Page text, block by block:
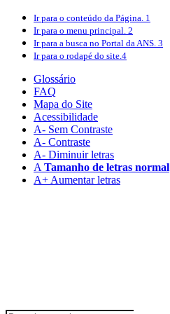
Ir para o conteúdo da Página. 1
Ir para o menu principal. 2
Ir para a busca no Portal da ANS. 3
Ir para o rodapé do site.4
Glossário
FAQ
Mapa do Site
Acessibilidade
A- Sem Contraste
A- Contraste
A- Diminuir letras
A Tamanho de letras normal
A+ Aumentar letras